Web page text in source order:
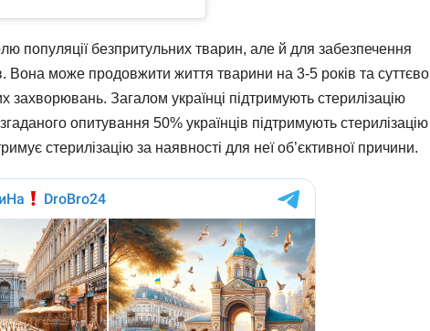
популяції безпритульних тварин, але й для забезпечення
може продовжити життя тварини на 3-5 років та суттєво
Загалом українці підтримують стерилізацію
опитування 50% українців підтримують стерилізацію
стерилізацію за наявності для неї об’єктивної причини.